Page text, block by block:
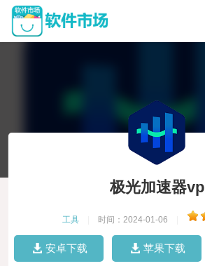
极光加速器vp
工具 时间：2024-01-06
安卓下载 苹果下载